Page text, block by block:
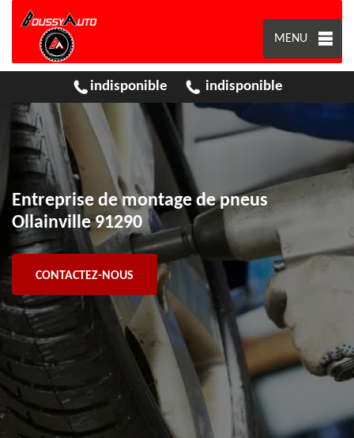
MENU
indisponible indisponible
Entreprise de montage de pneus
Ollainville 91290
CONTACTEZ-NOUS